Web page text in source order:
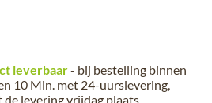
leverbaar- bij bestelling binnen
10 Min. met 24-uurslevering,
de leveringvrijdag plaats.